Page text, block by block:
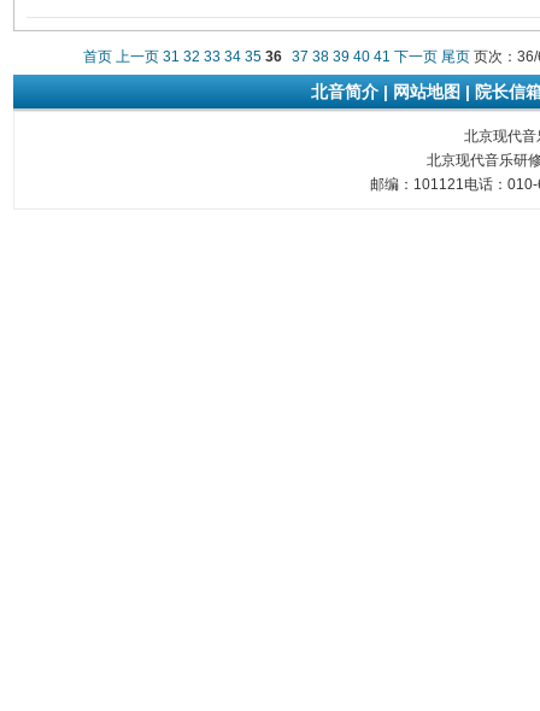
首页 上一页 31 32 33 34 35 36 37 38 39 40 41 下一页 尾页页次：36/
北音简介 | 网站地图 | 院长信
北京现代
北京现代音乐研
邮编：101121电话：